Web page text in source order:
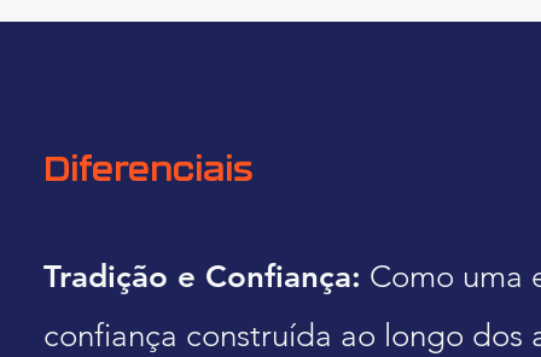
Diferenciais
Tradição e Confiança: Como uma
confiança construída ao longo